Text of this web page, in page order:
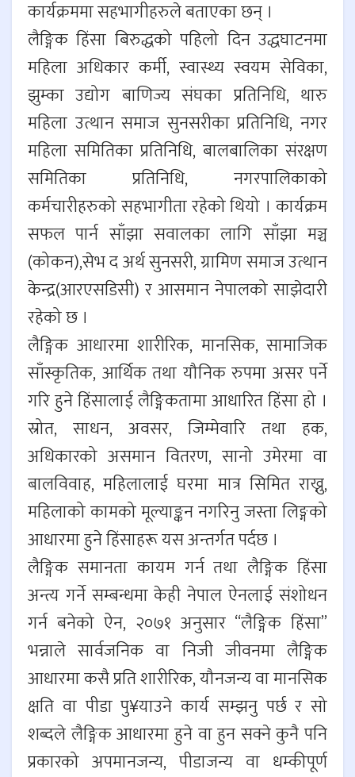
कार्यक्रममा सहभागीहरुले बताएका छन् ।
लैङ्गिक हिंसा बिरुद्धको पहिलो दिन उद्धघाटनमा
महिला अधिकार कर्मी, स्वास्थ्य स्वयम सेविका,
झुम्का उद्योग बाणिज्य संघका प्रतिनिधि, थारु
महिला उत्थान समाज सुनसरीका प्रतिनिधि, नगर
महिला समितिका प्रतिनिधि, बालबालिका संरक्षण
समितिका प्रतिनिधि, नगरपालिकाको
कर्मचारीहरुको सहभागीता रहेको थियो । कार्यक्रम
सफल पार्न साँझा सवालका लागि साँझा मञ्च
(कोकन),सेभ द अर्थ सुनसरी, ग्रामिण समाज उत्थान
केन्द्र(आरएसडिसी) र आसमान नेपालको साझेदारी
रहेको छ ।
लैङ्गिक आधारमा शारीरिक, मानसिक, सामाजिक
साँस्कृतिक, आर्थिक तथा यौनिक रुपमा असर पर्ने
गरि हुने हिंसालाई लैङ्गिकतामा आधारित हिंसा हो ।
स्रोत, साधन, अवसर, जिम्मेवारि तथा हक,
अधिकारको असमान वितरण, सानो उमेरमा वा
बालविवाह, महिलालाई घरमा मात्र सिमित राख्नु,
महिलाको कामको मूल्याङ्कन नगरिनु जस्ता लिङ्गको
आधारमा हुने हिंसाहरू यस अन्तर्गत पर्दछ ।
लैङ्गिक समानता कायम गर्न तथा लैङ्गिक हिंसा
अन्त्य गर्ने सम्बन्धमा केही नेपाल ऐनलाई संशोधन
गर्न बनेको ऐन, २०७१ अनुसार “लैङ्गिक हिंसा”
भन्नाले सार्वजनिक वा निजी जीवनमा लैङ्गिक
आधारमा कसै प्रति शारीरिक, यौनजन्य वा मानसिक
क्षति वा पीडा पु¥याउने कार्य सम्झनु पर्छ र सो
शब्दले लैङ्गिक आधारमा हुने वा हुन सक्ने कुनै पनि
प्रकारको अपमानजन्य, पीडाजन्य वा धम्कीपूर्ण